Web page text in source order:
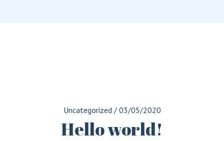
Uncategorized / 03/05/2020
Hello world!